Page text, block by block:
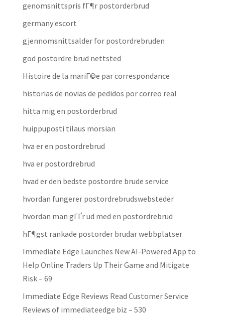
genomsnittspris fГ¶r postorderbrud
germany escort
gjennomsnittsalder for postordrebruden
god postordre brud nettsted
Histoire de la mariГ©e par correspondance
historias de novias de pedidos por correo real
hitta mig en postorderbrud
huippuposti tilaus morsian
hva er en postordrebrud
hva er postordrebrud
hvad er den bedste postordre brude service
hvordan fungerer postordrebrudswebsteder
hvordan man gГҐr ud med en postordrebrud
hГ¶gst rankade postorder brudar webbplatser
Immediate Edge Launches New AI-Powered App to
Help Online Traders Up Their Game and Mitigate
Risk – 69
Immediate Edge Reviews Read Customer Service
Reviews of immediateedge biz – 530